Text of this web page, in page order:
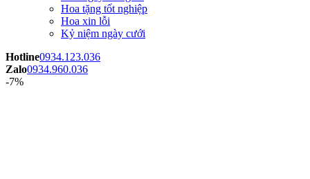
Hoa tặng tốt nghiệp
Hoa xin lỗi
Kỷ niệm ngày cưới
Hotline0934.123.036
Zalo0934.960.036
-7%